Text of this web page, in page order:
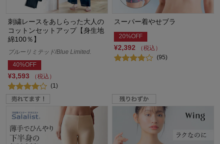
刺繍レースをあしらった大人の
コットンセットアップ【身生地
綿100％】
ブルーリミテッド/Blue Limited.
40%OFF
¥3,593
（税込）
(1)
スーパー着やせブラ
20%OFF
¥2,392
（税込）
(95)